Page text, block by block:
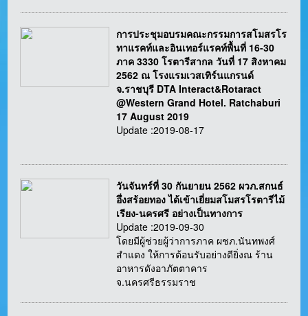
การประชุมอบรมคณะกรรมการสโมสรโร
ทาแรคท์และอินเทอร์แรคท์พื้นที่ 16-30
ภาค 3330 โรตารีสากล วันที่ 17 สิงหาคม
2562 ณ โรงแรมเวสเทิร์นแกรนด์
จ.ราชบุรี DTA Interact&Rotaract
@Western Grand Hotel. Ratchaburi
17 August 2019
Update :2019-08-17
วันจันทร์ที่ 30 กันยายน 2562 ผวภ.สกนธ์
อึ่งสร้อยทอง ได้เข้าเยี่ยมสโมสรโรตารีไม้
เรียง-นครศรี อย่างเป็นทางการ
Update :2019-09-30
โดยมีผู้ช่วยผู้ว่าการภาค ผชภ.นันทพงศ์
สำแดง ให้การต้อนรับอย่างดียิ่งณ ร้าน
อาหารดังอาภัตตาคาร
จ.นครศรีธรรมราช